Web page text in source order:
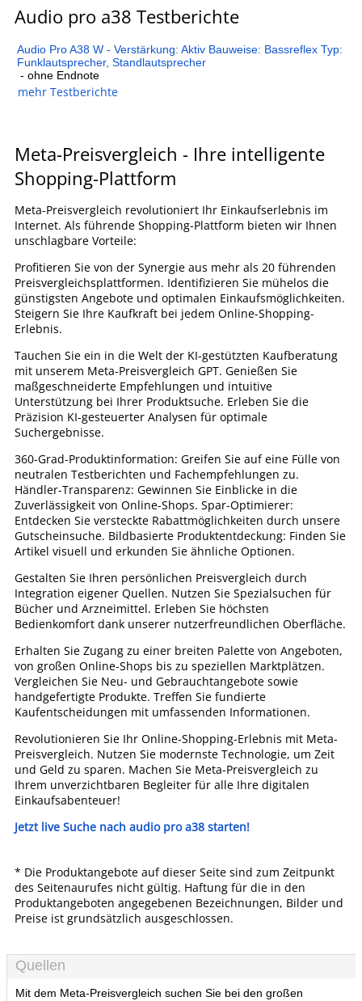
Audio pro a38 Testberichte
Audio Pro A38 W - Verstärkung: Aktiv Bauweise: Bassreflex Typ:
Funklautsprecher, Standlautsprecher
- ohne Endnote
mehr Testberichte
Meta-Preisvergleich - Ihre intelligente
Shopping-Plattform
Meta-Preisvergleich revolutioniert Ihr Einkaufserlebnis im
Internet. Als führende Shopping-Plattform bieten wir Ihnen
unschlagbare Vorteile:
Profitieren Sie von der Synergie aus mehr als 20 führenden
Preisvergleichsplattformen. Identifizieren Sie mühelos die
günstigsten Angebote und optimalen Einkaufsmöglichkeiten.
Steigern Sie Ihre Kaufkraft bei jedem Online-Shopping-
Erlebnis.
Tauchen Sie ein in die Welt der KI-gestützten Kaufberatung
mit unserem Meta-Preisvergleich GPT. Genießen Sie
maßgeschneiderte Empfehlungen und intuitive
Unterstützung bei Ihrer Produktsuche. Erleben Sie die
Präzision KI-gesteuerter Analysen für optimale
Suchergebnisse.
360-Grad-Produktinformation: Greifen Sie auf eine Fülle von
neutralen Testberichten und Fachempfehlungen zu.
Händler-Transparenz: Gewinnen Sie Einblicke in die
Zuverlässigkeit von Online-Shops. Spar-Optimierer:
Entdecken Sie versteckte Rabattmöglichkeiten durch unsere
Gutscheinsuche. Bildbasierte Produktentdeckung: Finden Sie
Artikel visuell und erkunden Sie ähnliche Optionen.
Gestalten Sie Ihren persönlichen Preisvergleich durch
Integration eigener Quellen. Nutzen Sie Spezialsuchen für
Bücher und Arzneimittel. Erleben Sie höchsten
Bedienkomfort dank unserer nutzerfreundlichen Oberfläche.
Erhalten Sie Zugang zu einer breiten Palette von Angeboten,
von großen Online-Shops bis zu speziellen Marktplätzen.
Vergleichen Sie Neu- und Gebrauchtangebote sowie
handgefertigte Produkte. Treffen Sie fundierte
Kaufentscheidungen mit umfassenden Informationen.
Revolutionieren Sie Ihr Online-Shopping-Erlebnis mit Meta-
Preisvergleich. Nutzen Sie modernste Technologie, um Zeit
und Geld zu sparen. Machen Sie Meta-Preisvergleich zu
Ihrem unverzichtbaren Begleiter für alle Ihre digitalen
Einkaufsabenteuer!
Jetzt live Suche nach audio pro a38 starten!
* Die Produktangebote auf dieser Seite sind zum Zeitpunkt
des Seitenaurufes nicht gültig. Haftung für die in den
Produktangeboten angegebenen Bezeichnungen, Bilder und
Preise ist grundsätzlich ausgeschlossen.
Quellen
Mit dem Meta-Preisvergleich suchen Sie bei den großen